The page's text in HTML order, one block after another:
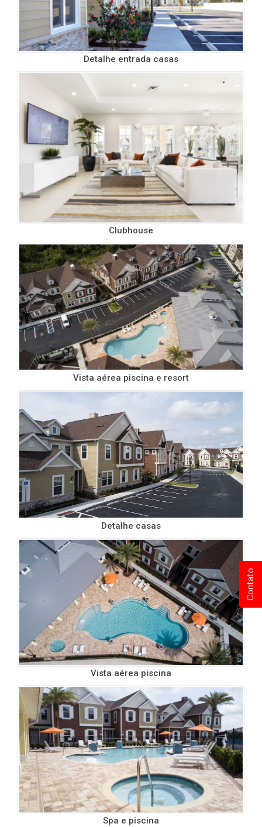
Detalhe entrada casas
Clubhouse
Vista aérea piscina e resort
Detalhe casas
Vista aérea piscina
Spa e piscina
Contato